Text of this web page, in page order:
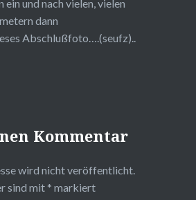
ein und nach vielen, vielen
dann
Abschlußfoto….(seufz)..
Kommentar
wird nicht veröffentlicht.
sind mit * markiert